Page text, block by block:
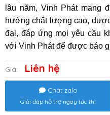
lâu năm, Vinh Phát mang
hướng chất lượng cao,
đại, đáp ứng mọi yêu cầu
với Vinh Phát để được báo
Giá: Liên hệ
Chat zalo
Giải đáp hỗ trợ ngay tức thì